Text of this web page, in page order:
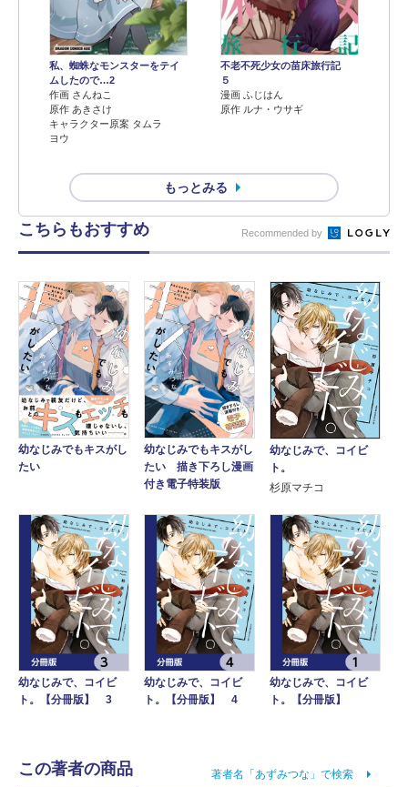
私、蜘蛛なモンスターをテイ
ムしたので…2
作画 さんねこ
原作 あきさけ
キャラクター原案 タムラ
ヨウ
不老不死少女の苗床旅行記
５
漫画 ふじはん
原作 ルナ・ウサギ
もっとみる
こちらもおすすめ Recommended by
幼なじみでもキスがし
たい
幼なじみでもキスがし
たい 描き下ろし漫画
付き電子特装版
幼なじみで、コイビ
ト。
杉原マチコ
幼なじみで、コイビ
ト。【分冊版】 3
幼なじみで、コイビ
ト。【分冊版】 4
幼なじみで、コイビ
ト。【分冊版】
この著者の商品 著者名「あずみつな」で検索